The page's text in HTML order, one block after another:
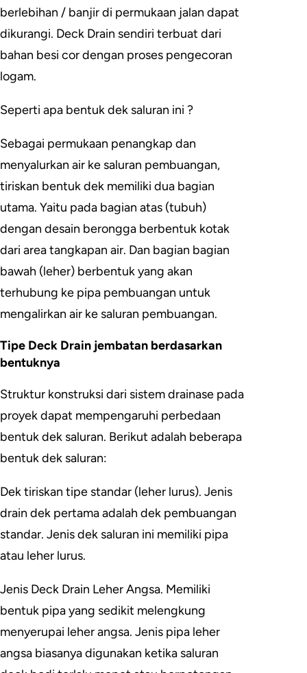
berlebihan / banjir di permukaan jalan dapat
dikurangi. Deck Drain sendiri terbuat dari
bahan besi cor dengan proses pengecoran
logam.
Seperti apa bentuk dek saluran ini ?
Sebagai permukaan penangkap dan
menyalurkan air ke saluran pembuangan,
tiriskan bentuk dek memiliki dua bagian
utama. Yaitu pada bagian atas (tubuh)
dengan desain berongga berbentuk kotak
dari area tangkapan air. Dan bagian bagian
bawah (leher) berbentuk yang akan
terhubung ke pipa pembuangan untuk
mengalirkan air ke saluran pembuangan.
Tipe Deck Drain jembatan berdasarkan
bentuknya
Struktur konstruksi dari sistem drainase pada
proyek dapat mempengaruhi perbedaan
bentuk dek saluran. Berikut adalah beberapa
bentuk dek saluran:
Dek tiriskan tipe standar (leher lurus). Jenis
drain dek pertama adalah dek pembuangan
standar. Jenis dek saluran ini memiliki pipa
atau leher lurus.
Jenis Deck Drain Leher Angsa. Memiliki
bentuk pipa yang sedikit melengkung
menyerupai leher angsa. Jenis pipa leher
angsa biasanya digunakan ketika saluran